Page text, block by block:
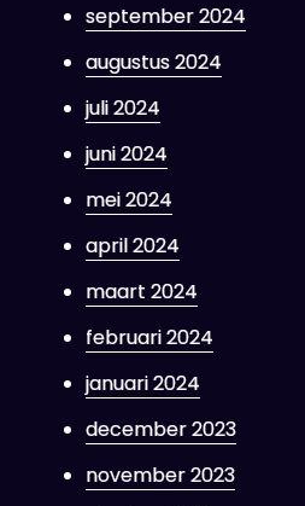
september 2024
augustus 2024
juli 2024
juni 2024
mei 2024
april 2024
maart 2024
februari 2024
januari 2024
december 2023
november 2023